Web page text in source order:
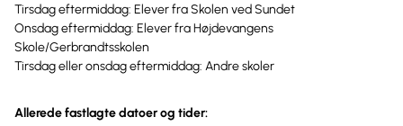
Tirsdag eftermiddag: Elever fra Skolen ved Sundet
Onsdag eftermiddag: Elever fra Højdevangens
Skole/Gerbrandtsskolen
Tirsdag eller onsdag eftermiddag: Andre skoler
Allerede fastlagte datoer og tider: